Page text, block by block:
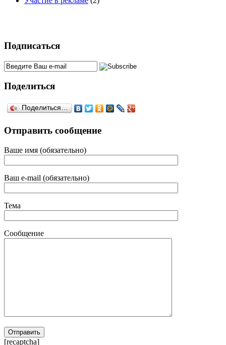
Подписаться
Поделиться
Поделиться…
Отправить сообщение
Ваше имя (обязательно)
Ваш e-mail (обязательно)
Тема
Сообщение
[recaptcha]